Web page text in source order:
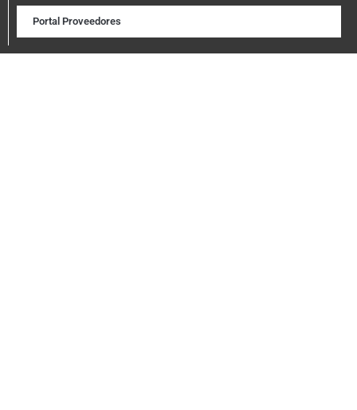
Portal Proveedores